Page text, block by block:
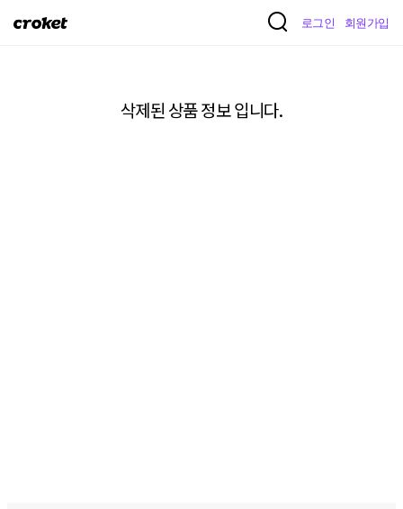
크
로그인 회원가입
삭제된 상품 정보 입니다.